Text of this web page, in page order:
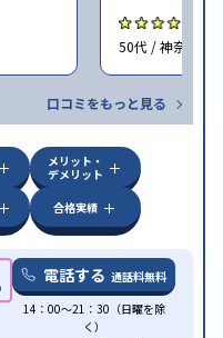
50代 / 神奈川県
口コミをもっと見る
メリット・
デメリット
合格実績
電話する 通話料無料
14：00〜21：30（日曜を除
く）